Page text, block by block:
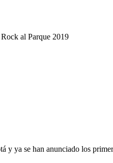
al Parque 2019
ya se han anunciado los